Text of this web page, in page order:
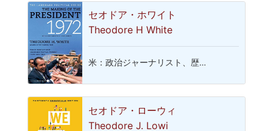
セオドア・ホワイト
Theodore H White
米：政治ジャーナリスト、歴…
セオドア・ローウィ
Theodore J. Lowi